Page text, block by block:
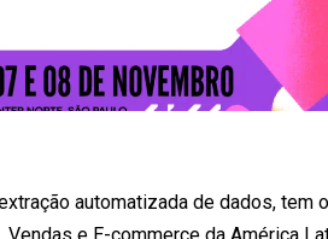
automatizada de dados, tem